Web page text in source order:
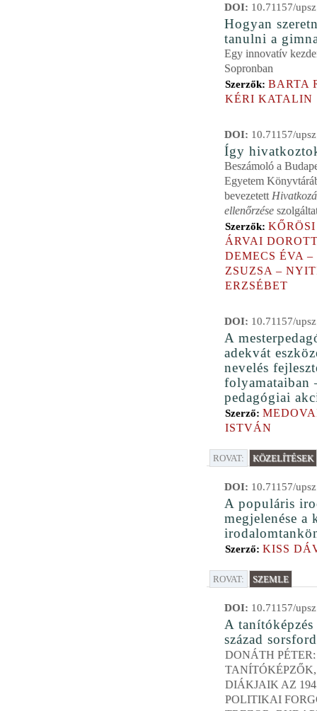
DOI: 10.71157/
Hogyan
tanulni a
Egy innovatív
Sopronban
Szerzők: BARTA
KÉRI KATALIN
DOI: 10.71157/
Így
Beszámoló a
Egyetem
bevezetett
ellenőrzése
Szerzők:
ÁRVAI
DEMECS ÉVA
ZSUZSA –
ERZSÉBET
DOI: 10.71157/
A
adekvát
nevelés
folyamataiban
pedagógiai
Szerző:
ISTVÁN
ROVAT: KÖZELÍTÉSEK
DOI: 10.71157/
A populáris
megjelenése a
Szerző: KISS
ROVAT: SZEMLE
DOI: 10.71157/
A
század
DONÁTH PÉTER:
DIÁKJAIK AZ
POLITIKAI